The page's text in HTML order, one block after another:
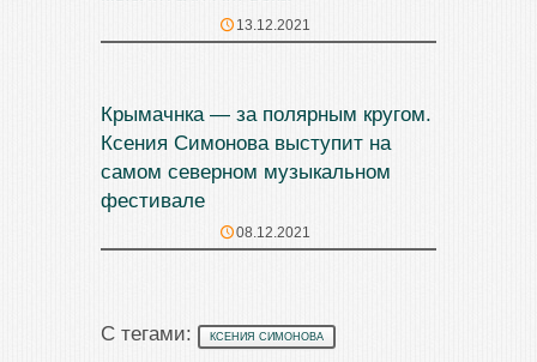
13.12.2021
Крымачнка — за полярным кругом.
Ксения Симонова выступит на
самом северном музыкальном
фестивале
08.12.2021
С тегами: КСЕНИЯ СИМОНОВА